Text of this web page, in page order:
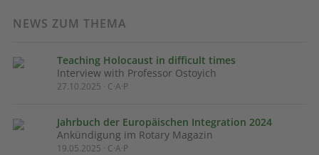
NEWS ZUM THEMA
Teaching Holocaust in difficult times
Interview with Professor Ostoyich
27.10.2025 · C·A·P
Jahrbuch der Europäischen Integration 2024
Ankündigung im Rotary Magazin
19.05.2025 · C·A·P